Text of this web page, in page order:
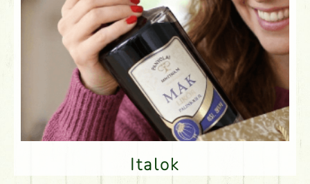
Italok